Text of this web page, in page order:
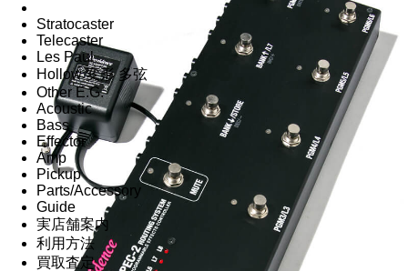
Stratocaster
Telecaster
Les Paul
Hollow 変形 多弦
Other E.G.
Acoustic
Bass
Effector
Amp
Pickup
Parts/Accessory
Guide
実店舗案内
利用方法
買取査定